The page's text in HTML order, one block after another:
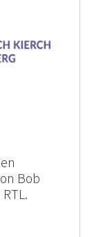
Bob